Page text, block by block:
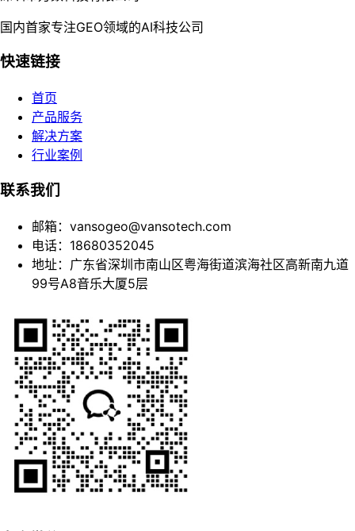
国内首家专注GEO领域的AI科技公司
快速链接
首页
产品服务
解决方案
行业案例
联系我们
邮箱：vansogeo@vansotech.com
电话：18680352045
地址：广东省深圳市南山区粤海街道滨海社区高新南九道
99号A8音乐大厦5层